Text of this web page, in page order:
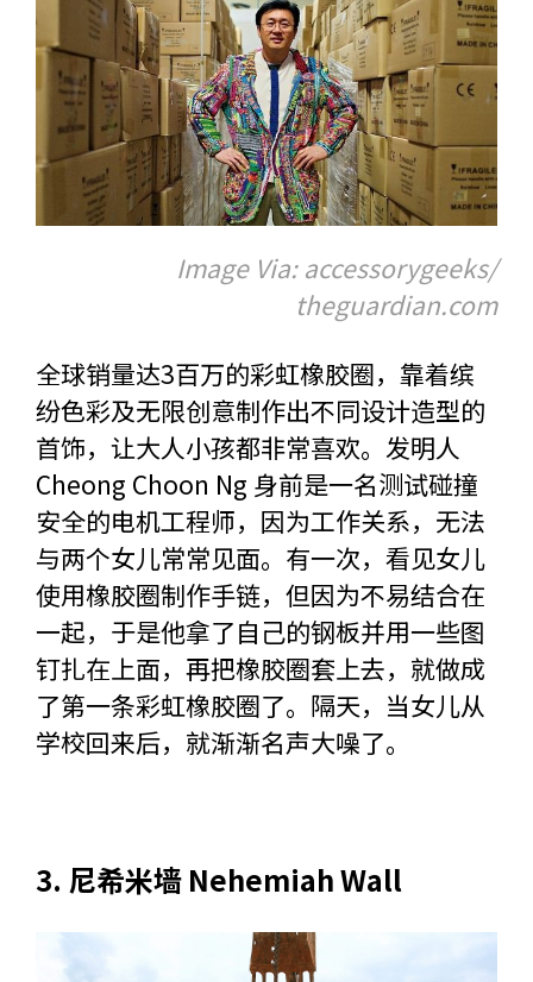
Image Via: accessorygeeks/
theguardian.com
全球销量达3百万的彩虹橡胶圈，靠着缤
纷色彩及无限创意制作出不同设计造型的
首饰，让大人小孩都非常喜欢。发明人
Cheong Choon Ng 身前是一名测试碰撞
安全的电机工程师，因为工作关系，无法
与两个女儿常常见面。有一次，看见女儿
使用橡胶圈制作手链，但因为不易结合在
一起，于是他拿了自己的钢板并用一些图
钉扎在上面，再把橡胶圈套上去，就做成
了第一条彩虹橡胶圈了。隔天，当女儿从
学校回来后，就渐渐名声大噪了。
3. 尼希米墙 Nehemiah Wall